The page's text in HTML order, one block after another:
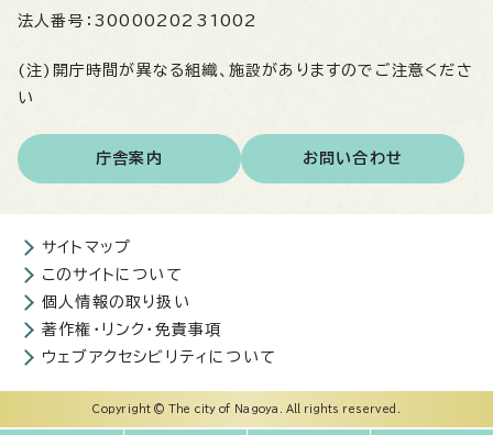
法人番号： 3000020231002
(注)開庁時間が異なる組織、施設がありますのでご注意くださ
い
庁舎案内 お問い合わせ
サイトマップ
このサイトについて
個人情報の取り扱い
著作権・リンク・免責事項
ウェブアクセシビリティについて
Copyright © The city of Nagoya. All rights reserved.